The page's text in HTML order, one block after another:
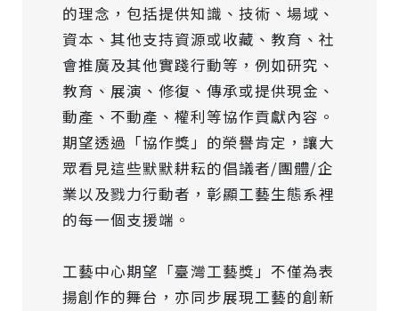
的理念，包括提供知識、技術、場域、
資本、其他支持資源或收藏、教育、社
會推廣及其他實踐行動等，例如研究、
教育、展演、修復、傳承或提供現金、
動產、不動產、權利等協作貢獻內容。
期望透過「協作獎」的榮譽肯定，讓大
眾看見這些默默耕耘的倡議者/團體/企
業以及戮力行動者，彰顯工藝生態系裡
的每一個支援端。
工藝中心期望「臺灣工藝獎」不僅為表
揚創作的舞台，亦同步展現工藝的創新